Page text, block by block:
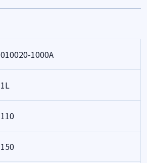
010020-1000A
1L
110
150